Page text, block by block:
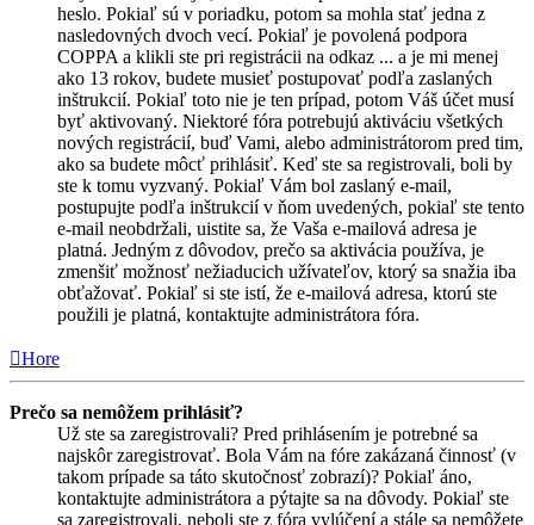
heslo. Pokiaľ sú v poriadku, potom sa mohla stať jedna z
nasledovných dvoch vecí. Pokiaľ je povolená podpora
COPPA a klikli ste pri registrácii na odkaz ... a je mi menej
ako 13 rokov, budete musieť postupovať podľa zaslaných
inštrukcií. Pokiaľ toto nie je ten prípad, potom Váš účet musí
byť aktivovaný. Niektoré fóra potrebujú aktiváciu všetkých
nových registrácií, buď Vami, alebo administrátorom pred tim,
ako sa budete môcť prihlásiť. Keď ste sa registrovali, boli by
ste k tomu vyzvaný. Pokiaľ Vám bol zaslaný e-mail,
postupujte podľa inštrukcií v ňom uvedených, pokiaľ ste tento
e-mail neobdržali, uistite sa, že Vaša e-mailová adresa je
platná. Jedným z dôvodov, prečo sa aktivácia používa, je
zmenšiť možnosť nežiaducich užívateľov, ktorý sa snažia iba
obťažovať. Pokiaľ si ste istí, že e-mailová adresa, ktorú ste
použili je platná, kontaktujte administrátora fóra.
Hore
Prečo sa nemôžem prihlásiť?
Už ste sa zaregistrovali? Pred prihlásením je potrebné sa
najskôr zaregistrovať. Bola Vám na fóre zakázaná činnosť (v
takom prípade sa táto skutočnosť zobrazí)? Pokiaľ áno,
kontaktujte administrátora a pýtajte sa na dôvody. Pokiaľ ste
sa zaregistrovali, neboli ste z fóra vylúčení a stále sa nemôžete